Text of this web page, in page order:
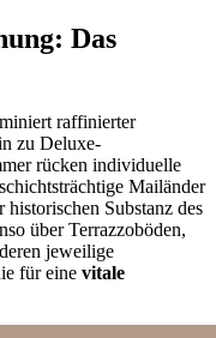
Das
raffinierter
zu Deluxe-
rücken individuelle
Mailänder
Substanz des
über Terrazzoböden,
jeweilige
für eine vitale